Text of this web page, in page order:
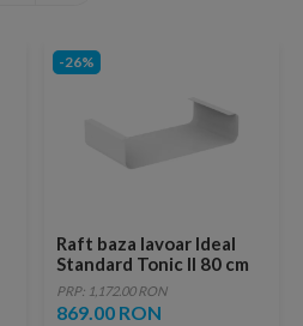
-26%
Raft baza lavoar Ideal
Standard Tonic II 80 cm
alb lucios
PRP: 1,172.00 RON
869.00 RON